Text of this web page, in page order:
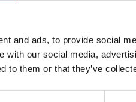
and ads, to provide social
with our social media,
to them or that they’ve
consulte detenidamente
preguntas, lo que nos
cientos de ruedas